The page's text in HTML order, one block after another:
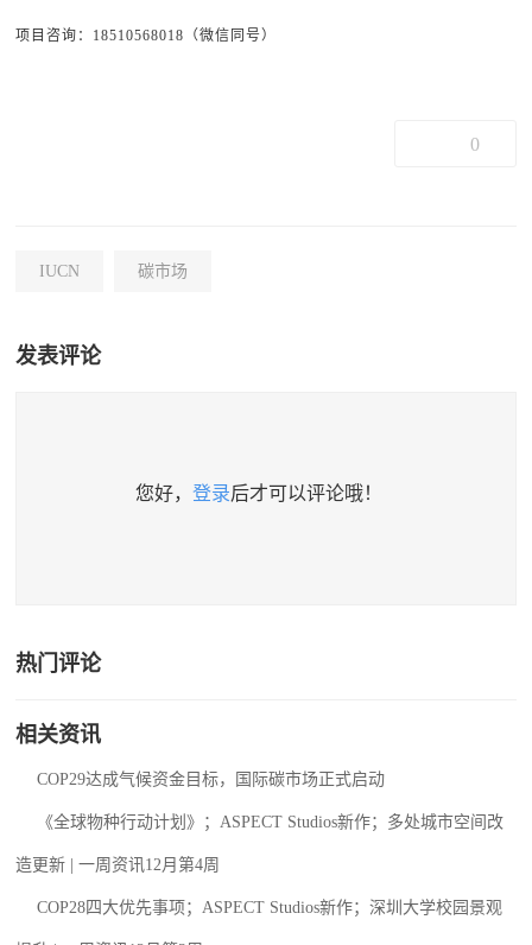
项目咨询：18510568018（微信同号）
0
IUCN 碳市场
发表评论
您好， 登录后才可以评论哦！
热门评论
相关资讯
COP29达成气候资金目标，国际碳市场正式启动
《全球物种行动计划》；ASPECT Studios新作；多处城市空间改
造更新 | 一周资讯12月第4周
COP28四大优先事项；ASPECT Studios新作；深圳大学校园景观